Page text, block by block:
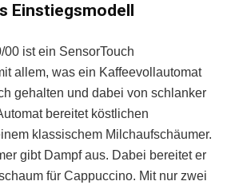
Einstiegsmodell
ist ein SensorTouch
allem, was ein Kaffeevollautomat
gehalten und dabei von schlanker
bereitet köstlichen
klassischem Milchaufschäumer.
gibt Dampf aus. Dabei bereitet er
für Cappuccino. Mit nur zwei